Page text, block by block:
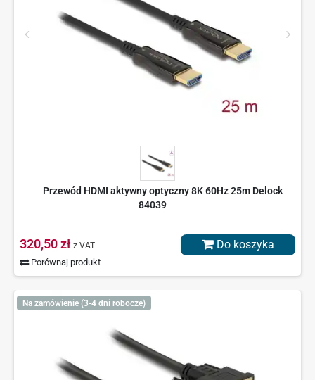
Przewód HDMI aktywny optyczny 8K 60Hz 25m Delock
84039
320,50 zł z VAT
Porównaj produkt
Do koszyka
Na zamówienie (3-4 dni robocze)